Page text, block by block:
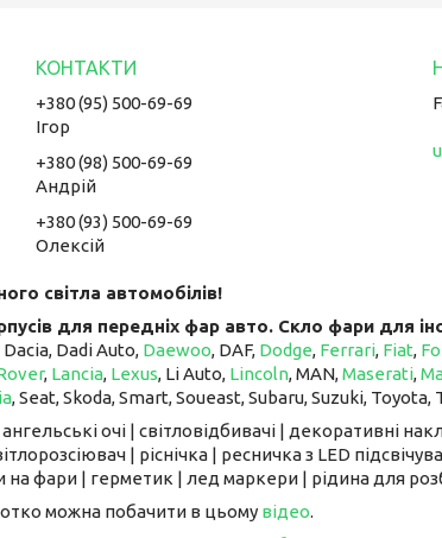
+380 (95) 500-69-69
Ігор
+380 (98) 500-69-69
Андрій
+380 (93) 500-69-69
Олексій
світла автомобілів!
для передніх фар авто. Скло фари для
Dacia, Dadi Auto, Daewoo, DAF, Dodge, Ferrari, Fiat,
, Lancia, Lexus, Li Auto, ​​​​​​​ Lincoln, MAN,Maserati,
, Seat, Skoda, Smart, Soueast, Subaru, Suzuki,
очі | світловідбивачі | декоративні
| ріснічка | ресничка з LED
фари | герметик | лед маркери | рідина для
можна побачити в цьому відео.